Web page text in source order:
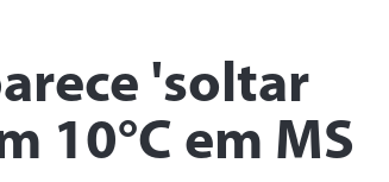
'soltar
10°C em MS